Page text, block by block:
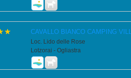
CAVALLO BIANCO CAMPING
Loc. Lido delle Rose
Lotzorai - Ogliastra